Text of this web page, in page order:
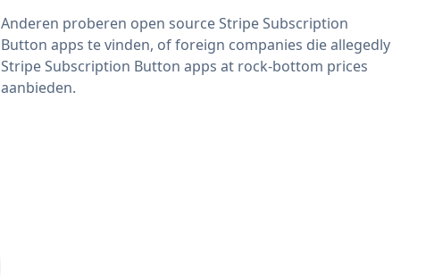
Anderen proberen open source Stripe Subscription
Button apps te vinden, of foreign companies die allegedly
Stripe Subscription Button apps at rock-bottom prices
aanbieden.